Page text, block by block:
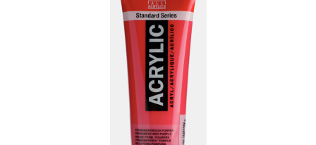
tværs af de forskellige produkter, så du kan udforske dine
kreative evner ved at bruge forskellige teknikker, samtidig
med at du kan anvende præcis de samme farver fra
Vi tilbyder et udvalg på 70 fantastiske farver i størrelsen
120 ml. Du har også mulighed for at købe
Standard akrylmaling i 500 ml lige her.